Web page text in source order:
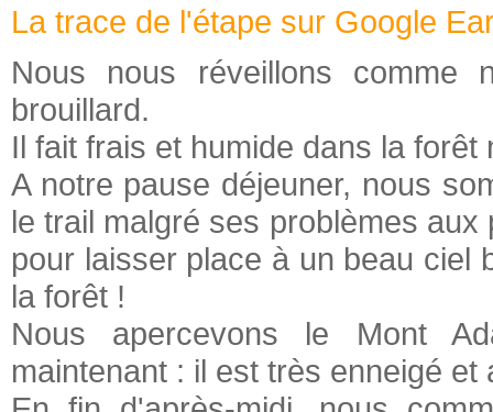
La trace de l'étape sur Google
Nous nous réveillons comme
brouillard.
Il fait frais et humide dans la
A notre pause déjeuner, nous
le trail malgré ses problèmes
pour laisser place à un beau ciel
la forêt !
Nous apercevons le Mont
maintenant : il est très